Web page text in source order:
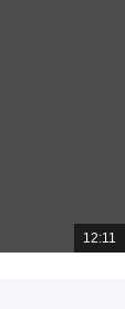
總
共
12:11